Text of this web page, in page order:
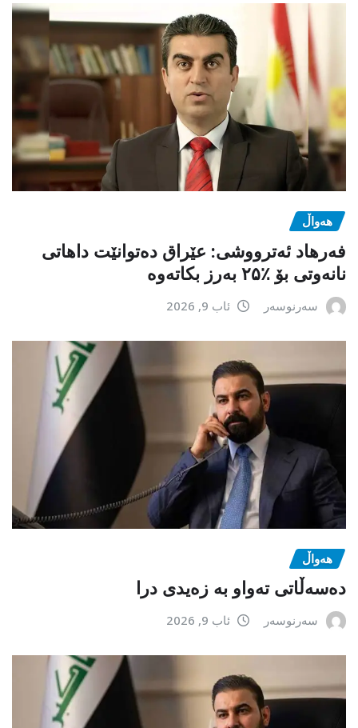
هەواڵ
فەرهاد ئەترووشی: عێراق دەتوانێت داهاتی
نانەوتی بۆ ٪۲۵ بەرز بکاتەوە
سەرنوسەر ئاب 9, 2026
هەواڵ
دەسەڵاتی تەواو بە زەیدی درا
سەرنوسەر ئاب 9, 2026